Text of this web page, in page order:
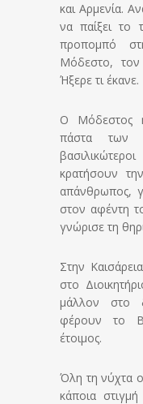
και Αρμενία.
να παίξει το
προπομπό
Μόδεστο, τον
Ήξερε τι έκανε.
Ο Μόδεστος
πάστα των
κρατήσουν
απάνθρωπος,
στον αφέντη
γνώρισε τη
Στην
στο
μάλλον στο
φέρουν το
έτοιμος.
Όλη τη νύχτα
κάποια